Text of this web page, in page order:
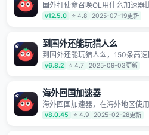
国外打使命召唤OL用什么加速器
一步 1100万海外华人都在用的音
Android iOS Windows Mac TV
锁加速腾讯视频、爱奇艺、哔哩
也能畅快追剧!
v12.5.0 ⭐ 4.8 2025-07-19更新
到国外还能玩猎人么
到国外还能玩猎人么，150条高
转节点 无需注册 一键连接 提供高
频音乐app,快人一步 应用模式
露 阻止第三方对数据进行窃取和监
v6.8.2 ⭐ 4.7 2025-09-03更新
海外回国加速器
海外回国加速器，在海外地区使
区版权限制/网络IP屏蔽,缓冲卡顿
哩哔哩专用回国VPN,可加速解决
v8.0.45 ⭐ 4.9 2025-02-28更新